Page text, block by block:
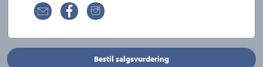
Bestil salgsvurdering